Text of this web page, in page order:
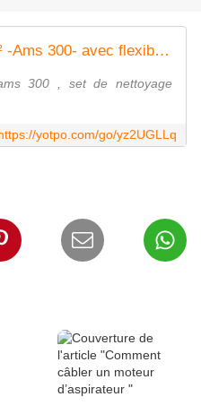
Pack centrale idéal 250m² -Ams 300- avec flexible + brosses
300 , set de nettoyage
yotpo.com/go/yz2UGLLq